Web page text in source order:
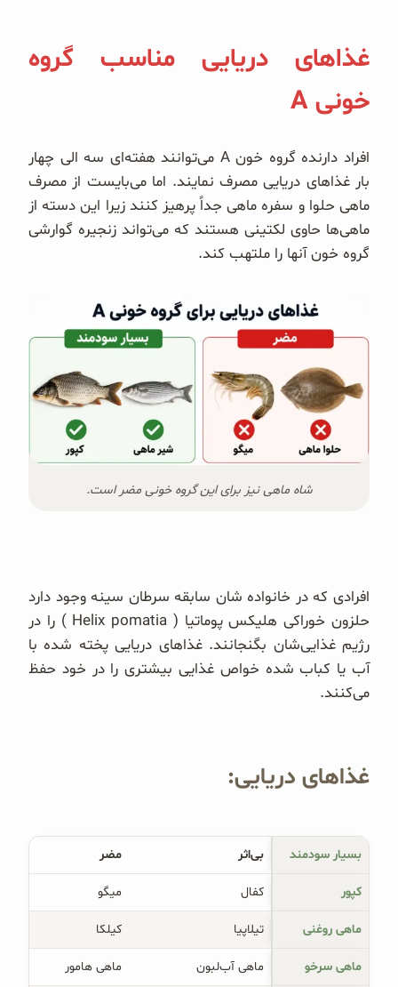
غذاهای دریایی مناسب گروه
خونی A
افراد دارنده گروه خون A می‌توانند هفته‌ای سه الی چهار
بار غذاهای دریایی مصرف نمایند. اما می‌بایست از مصرف
ماهی حلوا و سفره ماهی جداً پرهیز کنند زیرا این دسته از
ماهی‌ها حاوی لکتینی هستند که می‌تواند زنجیره گوارشی
گروه خون آنها را ملتهب کند.
شاه ماهی نیز برای این گروه خونی مضر است.
افرادی که در خانواده شان سابقه سرطان سینه وجود دارد
حلزون خوراکی هلیکس پوماتیا ( Helix pomatia ) را در
رژیم غذایی‌شان بگنجانند. غذاهای دریایی پخته شده با
آب یا کباب شده خواص غذایی بیشتری را در خود حفظ
می‌کنند.
غذاهای دریایی:
بسیار سودمند بی‌اثر مضر
کپور کفال میگو
ماهی روغنی تیلاپیا کیلکا
ماهی سرخو ماهی آب‌لبون ماهی هامور